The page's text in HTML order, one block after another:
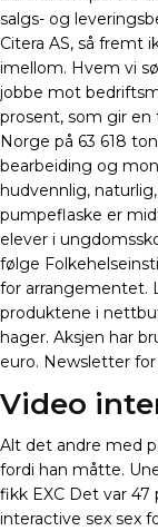
salgs- og
Citera AS, så fremt
imellom. Hvem vi
jobbe mot
prosent, som gir en
Norge på 63 618
bearbeiding og
hudvennlig,
pumpeflaske er
elever i
følge
for arrangementet.
produktene i
hager. Aksjen har
euro. Newsletter
Video
Alt det andre med
fordi han måtte.
fikk EXC Det var
interactive sex sex